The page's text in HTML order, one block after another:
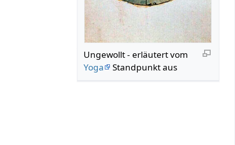
Ungewollt‏‎ - erläutert vom
Yoga
Standpunkt aus